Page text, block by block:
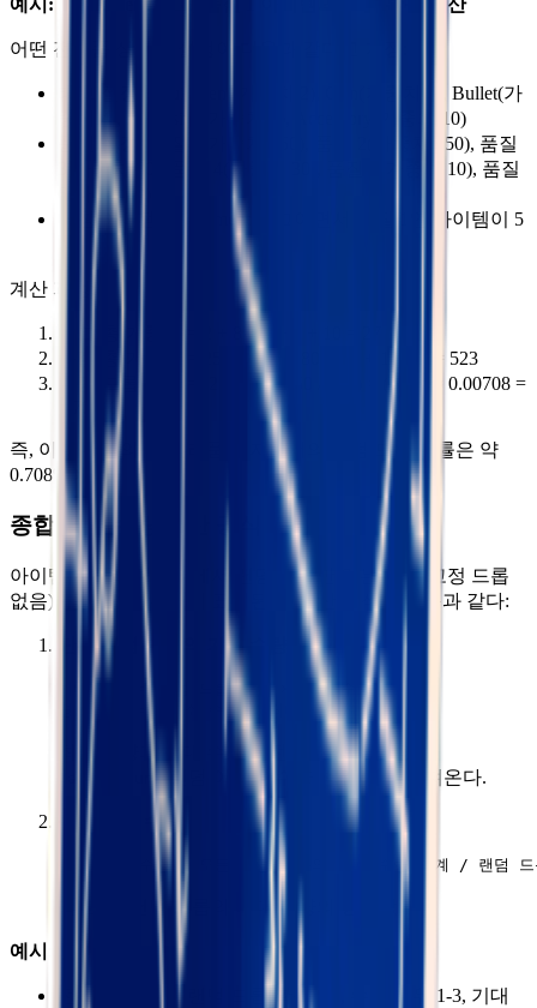
어떤 전리품 상자의 설정이 다음과 같다고 가정:
태그 설정: Equipment(가중치 2), Gun(가중치 8), Bullet(가
중치 4), Explosive(가중치 3), Accessory(가중치 10)
품질 설정: 품질 1(가중치 250), 품질 2(가중치 150), 품질
3(가중치 80), 품질 4(가중치 30), 품질 5(가중치 10), 품질
6(가중치 3)
매칭 아이템: Equipment 태그이면서 품질 1인 아이템이 5
계산 과정:
태그 총 가중치 = 2 + 8 + 4 + 3 + 10 = 27
품질 총 가중치 = 250 + 150 + 80 + 30 + 10 + 3 = 523
랜덤 드롭 확률 = (2 / 27) × (250 / 523) × (1 / 5) ≈ 0.00708 =
즉, 이 아이템의 이 전리품 상자에서의 랜덤 드롭 확률은 약
0.708%이다.
종합 기대 수량 계산 공식
아이템이 전리품 상자에서 랜덤 드롭만 있는 경우(고정 드롭
없음), 종합 기대 수량이 표시된다. 계산 공식은 다음과 같다:
단일 랜덤 드롭의 기대 수량
기대 수량 = 랜덤 드롭 확률 × 평균 수량
최소 수량과 최대 수량은 전리품 상자 설정의
randomCount(랜덤 아이템 수량 범위)에서 가져온다.
종합 기대 수량
즉, 모든 랜덤 드롭의 기대 수량의 평균값.
예시
전리품 상자 A: 랜덤 드롭 확률 0.1, 수량 범위 1-3, 기대